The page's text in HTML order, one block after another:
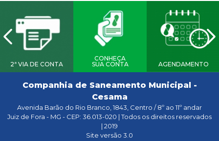
2ª VIA DE CONTA
CONHEÇA
SUA CONTA
AGENDAMENTO
Companhia de Saneamento Municipal -
Cesama
Avenida Barão do Rio Branco, 1843, Centro / 8º ao 11º andar
Juiz de Fora - MG - CEP: 36.013-020 | Todos os direitos reservados
| 2019
Site versão 3.0